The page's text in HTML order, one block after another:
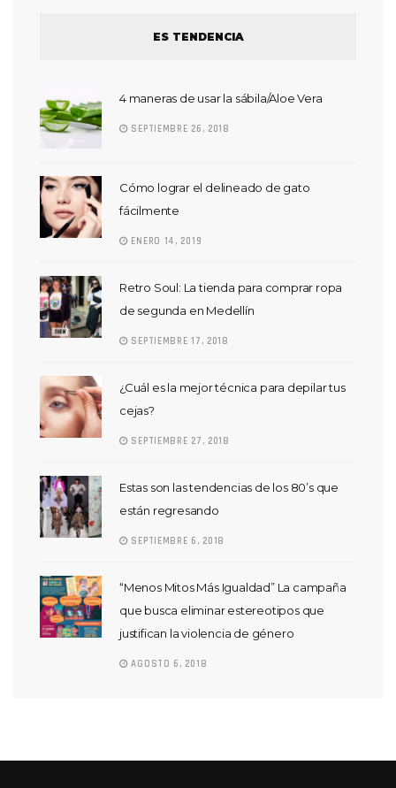
ES TENDENCIA
4 maneras de usar la sábila/Aloe Vera
SEPTIEMBRE 26, 2018
Cómo lograr el delineado de gato
fácilmente
ENERO 14, 2019
Retro Soul: La tienda para comprar ropa
de segunda en Medellín
SEPTIEMBRE 17, 2018
¿Cuál es la mejor técnica para depilar tus
cejas?
SEPTIEMBRE 27, 2018
Estas son las tendencias de los 80’s que
están regresando
SEPTIEMBRE 6, 2018
“Menos Mitos Más Igualdad” La campaña
que busca eliminar estereotipos que
justifican la violencia de género
AGOSTO 6, 2018